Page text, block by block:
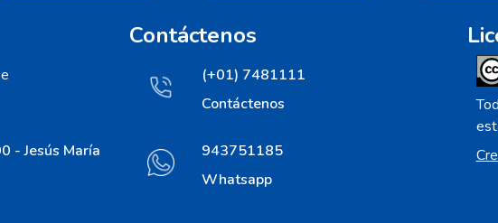
- Jesús María
Contáctenos
(+01) 7481111
Contáctenos
943751185
Whatsapp